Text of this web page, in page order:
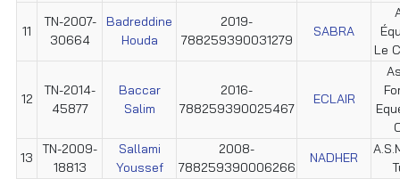
11
TN-2007-
30664
Badreddine
Houda
2019-
788259390031279
SABRA
Le
12
TN-2014-
45877
Baccar
Salim
2016-
788259390025467
ECLAIR
13
TN-2009-
18813
Sallami
Youssef
2008-
788259390006266
NADHER